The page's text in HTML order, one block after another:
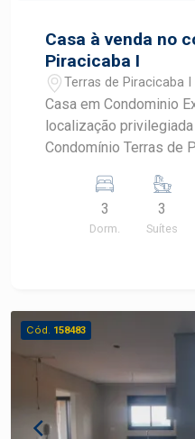
Casa à venda no
Piracicaba I
Terras de Piracicaba
Casa em Condominio
localização
Condomínio Terras de
Lavabo; - Escritório; -
repletas de armários; -
Lavanderia; -
Neto.
3
Dorm.
3
Suítes
Cód. 158483